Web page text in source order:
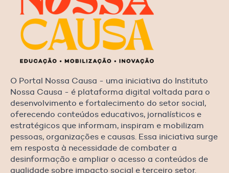
O Portal Nossa Causa - uma iniciativa do Instituto
Nossa Causa - é plataforma digital voltada para o
desenvolvimento e fortalecimento do setor social,
oferecendo conteúdos educativos, jornalísticos e
estratégicos que informam, inspiram e mobilizam
pessoas, organizações e causas. Essa iniciativa surge
em resposta à necessidade de combater a
desinformação e ampliar o acesso a conteúdos de
qualidade sobre impacto social e terceiro setor.